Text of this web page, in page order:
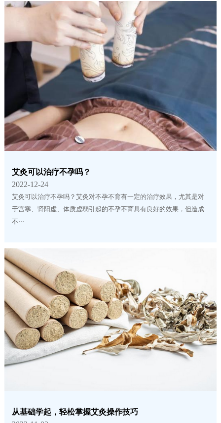
艾灸可以治疗不孕吗？
2022-12-24
艾灸可以治疗不孕吗？艾灸对不孕不育有一定的治疗效果，尤其是对
于宫寒、肾阳虚、体质虚弱引起的不孕不育具有良好的效果，但造成
不···
从基础学起，轻松掌握艾灸操作技巧